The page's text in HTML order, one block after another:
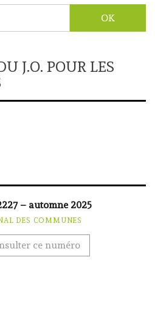
J.O. POUR LES
– automne 2025
DES COMMUNES
ce numéro